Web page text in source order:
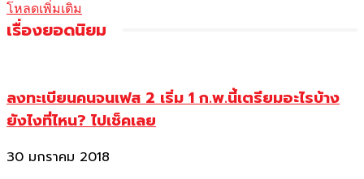
โหลดเพิ่มเติม
เรื่องยอดนิยม
ลงทะเบียนคนจนเฟส 2 เริ่ม 1 ก.พ.นี้เตรียมอะไรบ้าง
ยังไงที่ไหน? ไปเช็คเลย
30 มกราคม 2018